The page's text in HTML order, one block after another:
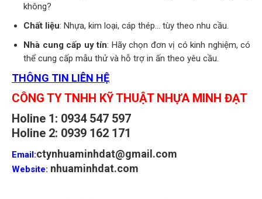
không?
Chất liệu: Nhựa, kim loại, cáp thép… tùy theo nhu cầu.
Nhà cung cấp uy tín: Hãy chọn đơn vị có kinh nghiệm, có
thể cung cấp mẫu thử và hỗ trợ in ấn theo yêu cầu.
THÔNG TIN LIÊN HỆ
CÔNG TY TNHH KỸ THUẬT NHỰA MINH ĐẠT
Holine 1: 0934 547 597
Holine 2: 0939 162 171
Email:ctynhuaminhdat@gmail.com
Website: nhuaminhdat.com